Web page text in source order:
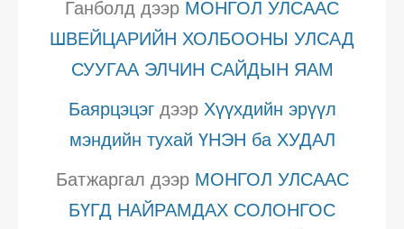
Ганболд дээр МОНГОЛ УЛСААС
ШВЕЙЦАРИЙН ХОЛБООНЫ УЛСАД
СУУГАА ЭЛЧИН САЙДЫН ЯАМ
Баярцэцэгдээр Хүүхдийн эрүүл
мэндийн тухай ҮНЭН ба ХУДАЛ
Батжаргал дээр МОНГОЛ УЛСААС
БҮГД НАЙРАМДАХ СОЛОНГОС